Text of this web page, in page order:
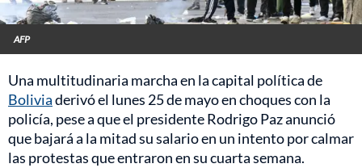
AFP
Una multitudinaria marcha en la capital política de
Boliviaderivó el lunes 25 de mayo en choques con la
policía, pese a que el presidente Rodrigo Paz anunció
que bajará a la mitad su salario en un intento por calmar
las protestas que entraron en su cuarta semana.